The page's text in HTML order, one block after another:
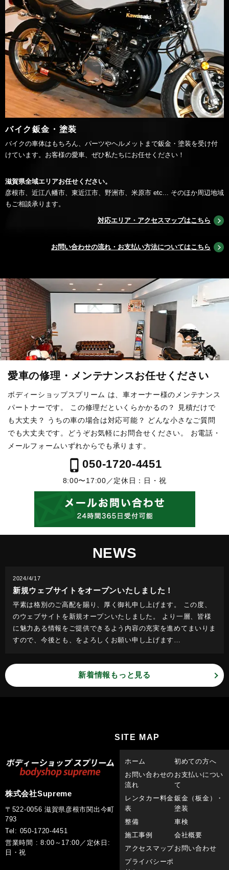
バイク鈑金・塗装
バイクの車体はもちろん、パーツやヘルメットまで鈑金・塗装を受け付
けています。お客様の愛車、ぜひ私たちにお任せください！
滋賀県全域エリアお任せください。
彦根市、近江八幡市、東近江市、野洲市、米原市 etc... そのほか周辺地域
もご相談承ります。
対応エリア・アクセスマップはこちら
お問い合わせの流れ・お支払い方法についてはこちら
愛車の修理・メンテナンスお任せください
ボディーショップスプリーム は、車オーナー様のメンテナンス
パートナーです。
この修理だといくらかかるの？ 見積だけで
も大丈夫？ うちの車の場合は対応可能？
どんな小さなご質問
でも大丈夫です。どうぞお気軽にお問合せください。
お電話・
メールフォームいずれからでも承ります。
phone_iphone050-1720-4451
8:00〜17:00／定休日：日・祝
NEWS
2024/4/17
新規ウェブサイトをオープンいたしました！
平素は格別のご高配を賜り、厚く御礼申し上げます。 この度、
のウェブサイトを新規オープンいたしました。 より一層、皆様
に魅力ある情報をご提供できるよう内容の充実を進めてまいりま
すので、今後とも、をよろしくお願い申し上げます…
新着情報もっと見る
株式会社Supreme
〒522-0056 滋賀県彦根市関出今町
793
Tel: 050-1720-4451
営業時間 : 8:00～17:00／定休日:
日・祝
SITE MAP
ホーム
初めての方へ
お問い合わせの
流れ
お支払いについ
て
レンタカー料金
表
鈑金（板金）・
塗装
整備
車検
施工事例
会社概要
アクセスマップお問い合わせ
プライバシーポ